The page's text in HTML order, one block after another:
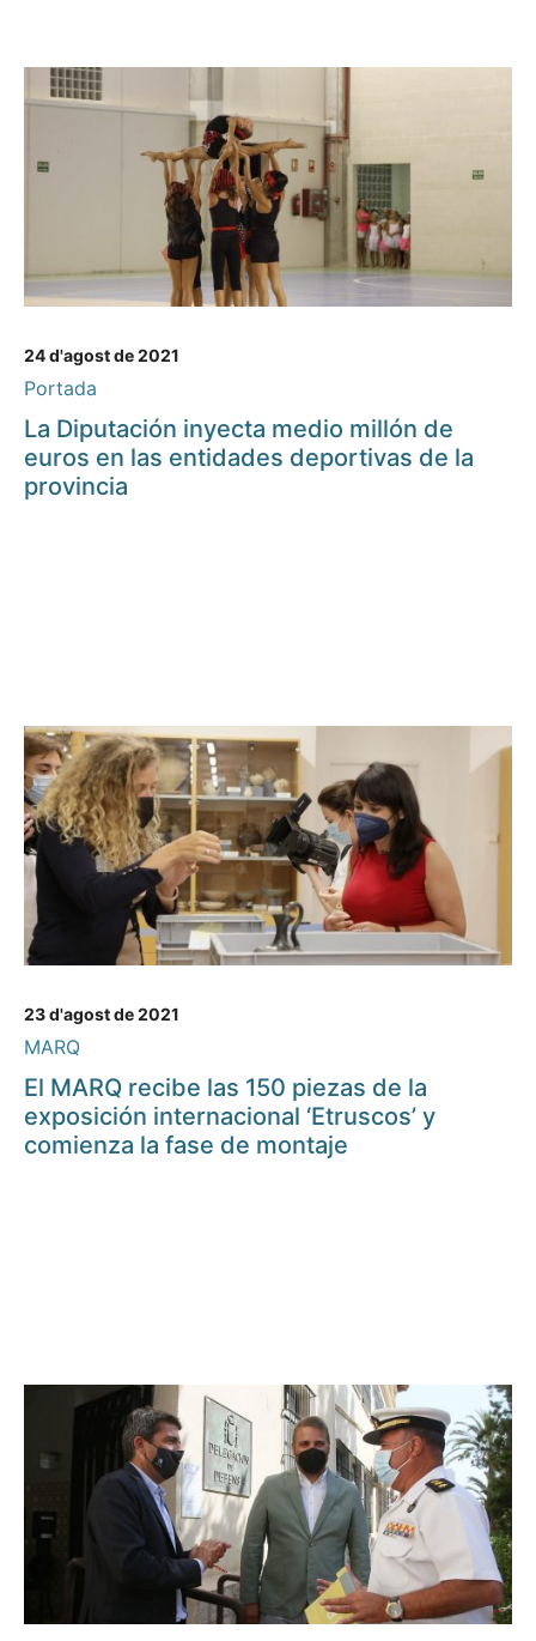
24 d'agost de 2021
Portada
La Diputación inyecta medio millón de
euros en las entidades deportivas de la
provincia
23 d'agost de 2021
MARQ
El MARQ recibe las 150 piezas de la
exposición internacional ‘Etruscos’ y
comienza la fase de montaje